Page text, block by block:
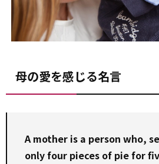
母の愛を感じる名言
A mother is a person who,
only four pieces of pie for